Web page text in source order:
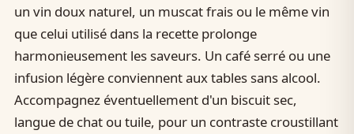
un vin doux naturel, un muscat frais ou le même vin
que celui utilisé dans la recette prolonge
harmonieusement les saveurs. Un café serré ou une
infusion légère conviennent aux tables sans alcool.
Accompagnez éventuellement d'un biscuit sec,
langue de chat ou tuile, pour un contraste croustillant